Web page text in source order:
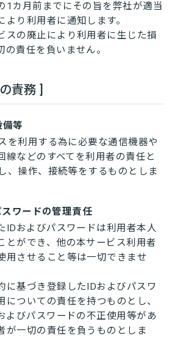
1カ月前までにその旨を弊社が適当
より利用者に通知します。
スの廃止により利用者に生じた損
の責任を負いません。
責務 ]
等
を利用する為に必要な通信機器や
線などのすべてを利用者の責任と
、操作、接続等をするものとしま
ワードの管理責任
IDおよびパスワードは利用者本人
とができ、他の本サービス利用者
用させること等は一切できませ
に基づき登録したIDおよびパスワ
についての責任を持つものとし、
よびパスワードの不正使用等があ
が一切の責任を負うものとしま